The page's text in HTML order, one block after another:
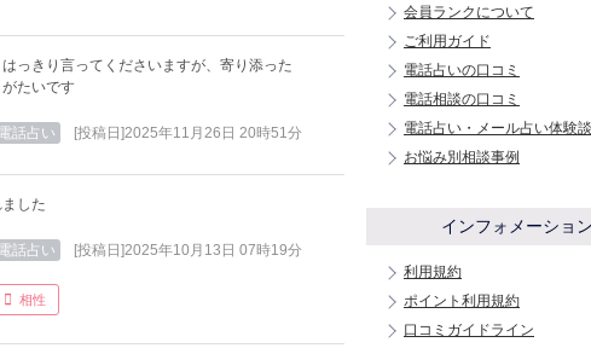
っきり言ってくださいますが、寄り添った
たいです
電話占い [投稿日]2025年11月26日 20時51分
した
電話占い [投稿日]2025年10月13日 07時19分
相性
会員ランクについて
ご利用ガイド
電話占いの口コミ
電話相談の口コミ
電話占い・メール占い体験談
お悩み別相談事例
インフォメーション
利用規約
ポイント利用規約
口コミガイドライン